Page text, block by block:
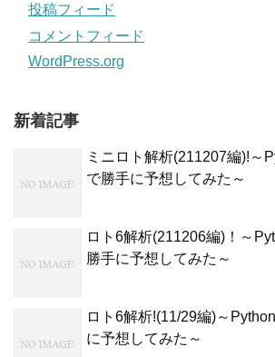
投稿フィード
コメントフィード
WordPress.org
新着記事
ミニロト解析(211207編)!～
で勝手に予想してみた～
ロト6解析(211206編)！～
勝手に予想してみた～
ロト6解析!(11/29編)～
に予想してみた～